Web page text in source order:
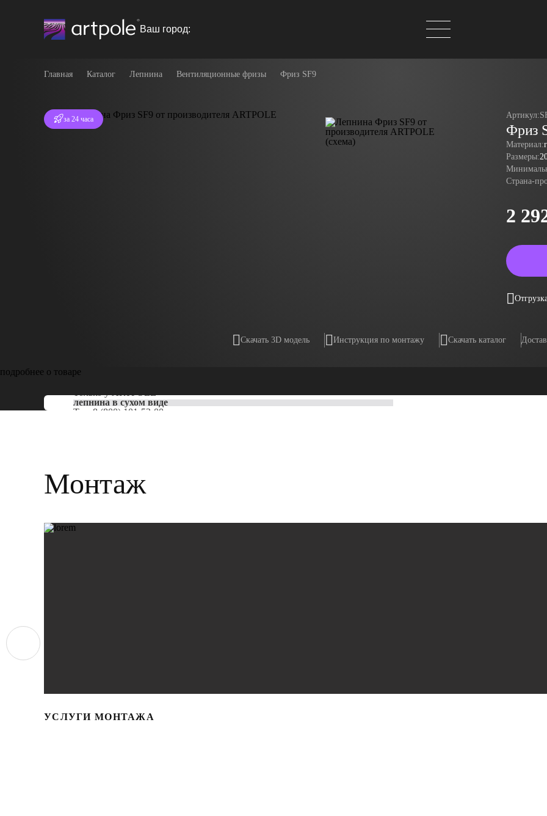
Ваш город:
Главная Каталог Лепнина Вентиляционные фризы Фриз SF9
за 24 часа Артикул:
Фриз
Материал:
Размеры:
Страна-
2
Скачать 3D модель Инструкция по монтажу Скачать каталог
подробнее о товаре
Только уARTPOLE
лепнина в сухом виде
Тел: 8 (800) 101-53-00
Монтаж
УСЛУГИ МОНТАЖА